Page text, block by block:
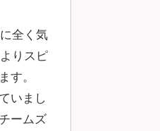
全く気
りスピ
す。
いまし
ームズ